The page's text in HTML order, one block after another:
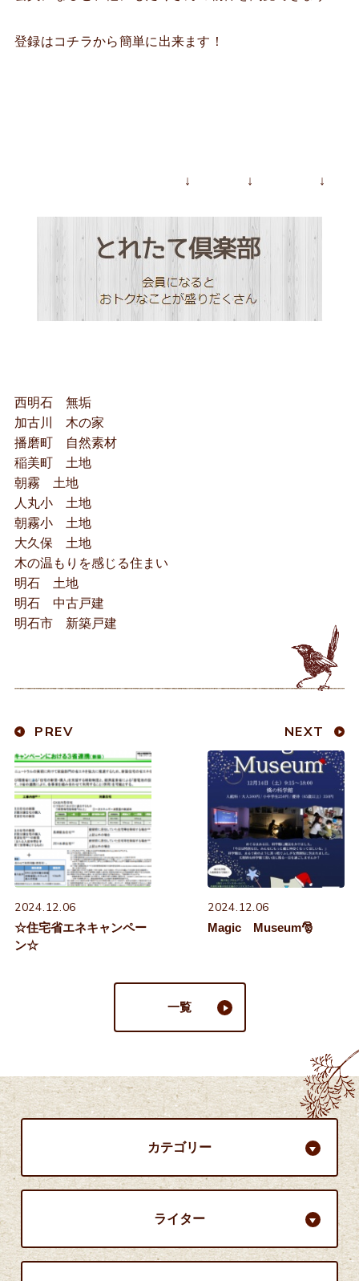
登録はコチラから簡単に出来ます！
↓ ↓ ↓
西明石 無垢
加古川 木の家
播磨町 自然素材
稲美町 土地
朝霧 土地
人丸小 土地
朝霧小 土地
大久保 土地
木の温もりを感じる住まい
明石 土地
明石 中古戸建
明石市 新築戸建
PREV
2024.12.06
☆住宅省エネキャンペー
ン☆
NEXT
2024.12.06
Magic Museum🎅
一覧
カテゴリー
ライター